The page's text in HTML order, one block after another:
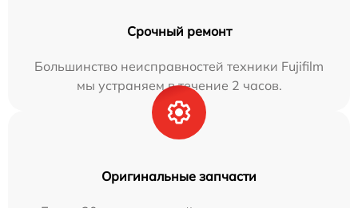
Срочный ремонт
Большинство неисправностей техники Fujifilm
мы устраняем в течение 2 часов.
Оригинальные запчасти